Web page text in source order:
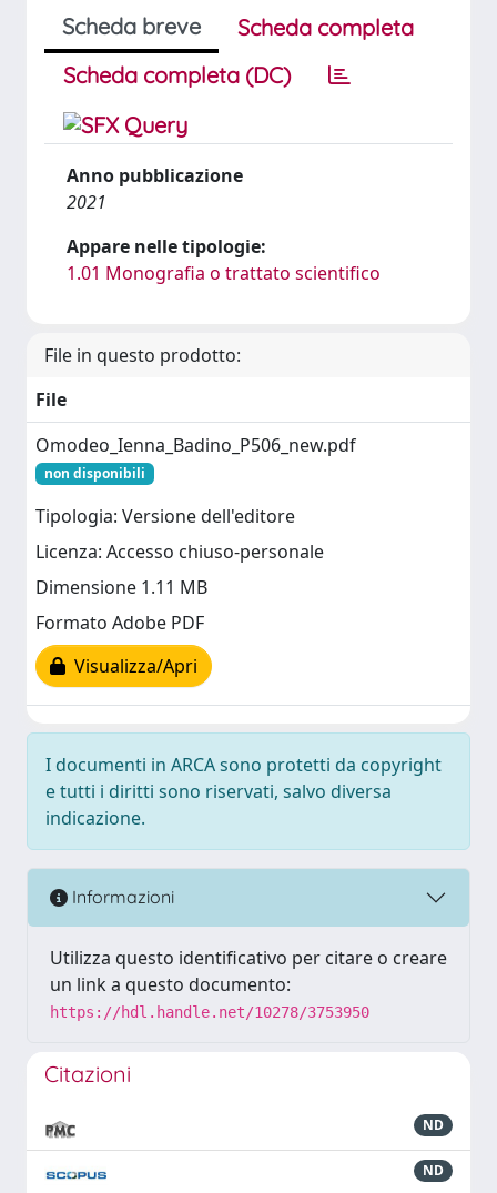
Scheda breve
Scheda completa
Scheda completa (DC)
Anno pubblicazione
2021
Appare nelle tipologie:
1.01 Monografia o trattato scientifico
File in questo prodotto:
File
Omodeo_Ienna_Badino_P506_new.pdf
non disponibili
Tipologia: Versione dell'editore
Licenza: Accesso chiuso-personale
Dimensione 1.11 MB
Formato Adobe PDF
Visualizza/Apri
I documenti in ARCA sono protetti da copyright
e tutti i diritti sono riservati, salvo diversa
indicazione.
Informazioni
Utilizza questo identificativo per citare o creare
un link a questo documento:
https://hdl.handle.net/10278/3753950
Citazioni
ND
ND